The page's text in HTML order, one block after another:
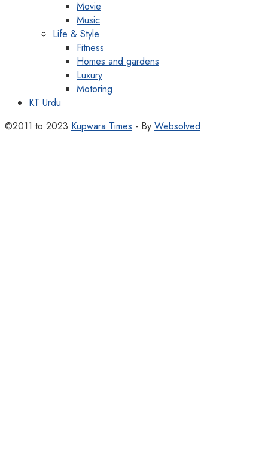
Movie
Music
Life & Style
Fitness
Homes and gardens
Luxury
Motoring
KT Urdu
©2011 to 2023 Kupwara Times - By Websolved.